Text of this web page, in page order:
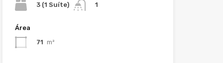
3 (1 Suíte)
1
Área
71 m²